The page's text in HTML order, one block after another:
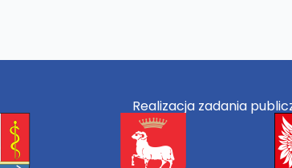
Realizacja zadania